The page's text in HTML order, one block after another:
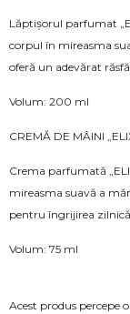
Lăptișorul parfumat
corpul în mireasma
oferă un adevărat
Volum: 200 ml
CREMĂ DE MÂINI
Crema parfumată
mireasma suavă a
pentru îngrijirea
Volum: 75 ml
Acest produs percepe